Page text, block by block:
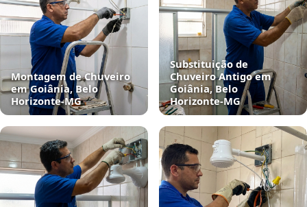
Montagem de Chuveiro
em Goiânia, Belo
Horizonte‑MG
Substituição de
Chuveiro Antigo em
Goiânia, Belo
Horizonte‑MG